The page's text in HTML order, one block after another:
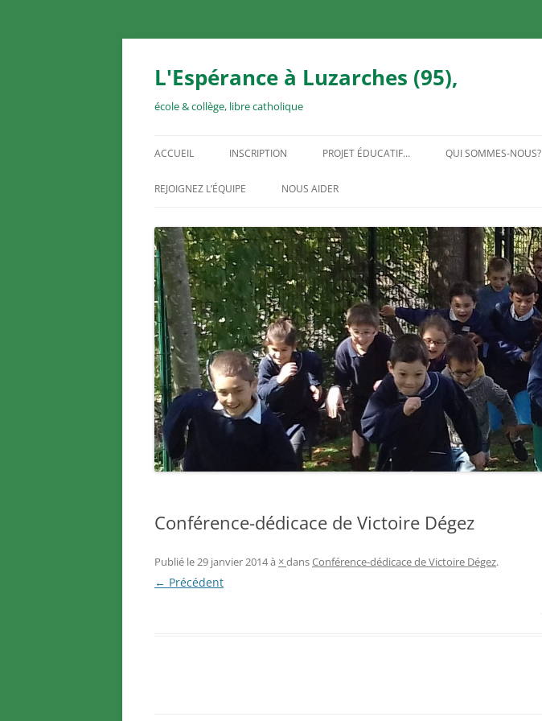
Aller
L'Espérance à Luzarches (95),
école & collège, libre catholique
ACCUEIL INSCRIPTION PROJET ÉDUCATIF… QUI SOMMES-NOUS?
REJOIGNEZ L’ÉQUIPE NOUS AIDER
Conférence-dédicace de Victoire Dégez
Publié le 29 janvier 2014à ×dansConférence-dédicace de Victoire Dégez.
← Précédent